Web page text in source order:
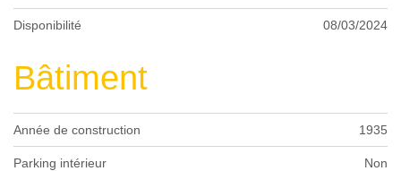
Disponibilité 08/03/2024
Bâtiment
Année de construction 1935
Parking intérieur Non